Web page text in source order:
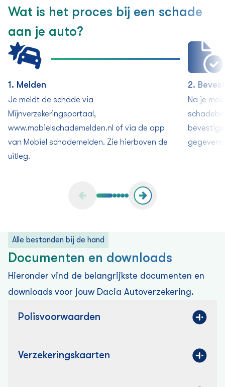
Wat is het proces bij een schade
aan je auto?
1. Melden
Je meldt de schade via
Mijnverzekeringsportaal,
www.mobielschademelden.nl of via de app
van Mobiel schademelden. Zie hierboven de
uitleg.
2.
Na je
Alle bestanden bij de hand
Documenten en downloads
Hieronder vind de belangrijkste documenten en
downloads voor jouw Dacia Auto­verzekering.
Polisvoorwaarden
Verzekering­skaarten